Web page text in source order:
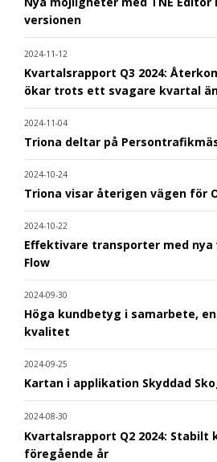
versionen
2024-11-12
Kvartalsrapport Q3 2024:
ökar trots ett svagare kvartal
2024-11-04
Triona deltar på
2024-10-24
Triona visar återigen vägen för
2024-10-22
Effektivare transporter med nya
Flow
2024-09-30
Höga kundbetyg i samarbete,
kvalitet
2024-09-25
Kartan i applikation Skyddad
2024-08-30
Kvartalsrapport Q2 2024: Stabilt
föregående år